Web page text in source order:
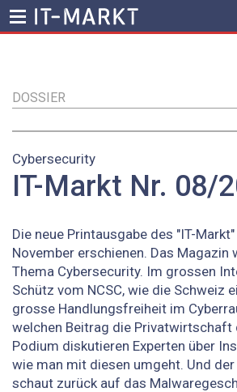
Inhalt
DOSSIER
Cybersecurity
IT-Markt Nr. 08/
Die neue Printausgabe des "IT-
November erschienen. Das Magazin
Thema Cybersecurity. Im grossen
Schütz vom NCSC, wie die Schweiz
grosse Handlungsfreiheit im
welchen Beitrag die Privatwirtschaft
Podium diskutieren Experten über
wie man mit diesen umgeht. Und
schaut zurück auf das